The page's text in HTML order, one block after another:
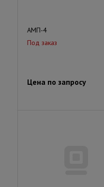
АМП-4
Под заказ
Цена по запросу